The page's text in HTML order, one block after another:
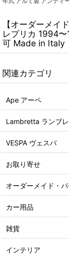
【オーダーメイ
レプリカ 1994
可 Made in Italy
関連カテゴリ
Ape アーペ
Lambretta ランブ
VESPA ヴェスパ
お取り寄せ
オーダーメイド・
カー用品
雑貨
インテリア